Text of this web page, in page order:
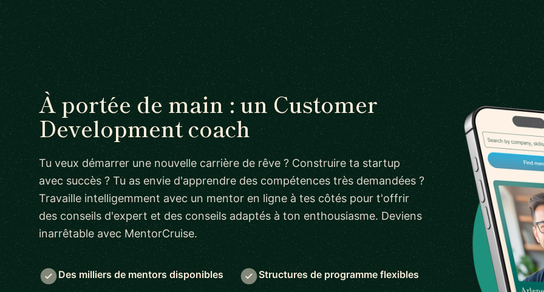
À portée de main : un Customer
Development coach
Tu veux démarrer une nouvelle carrière de rêve ? Construire ta startup
avec succès ? Tu as envie d'apprendre des compétences très demandées ?
Travaille intelligemment avec un mentor en ligne à tes côtés pour t'offrir
des conseils d'expert et des conseils adaptés à ton enthousiasme. Deviens
inarrêtable avec MentorCruise.
Des milliers de mentors disponibles Structures de programme flexibles